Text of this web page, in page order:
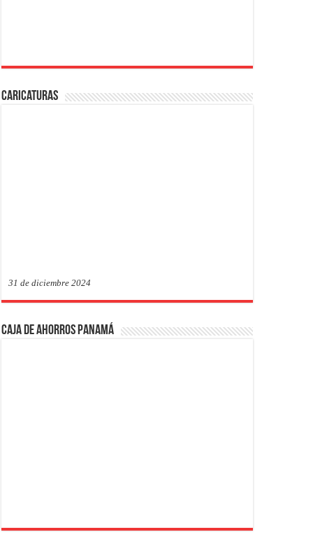
Caricaturas
31 de diciembre 2024
Caja de Ahorros Panamá